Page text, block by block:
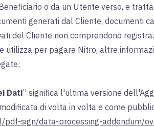
o da un Utente verso, e
generati dal Cliente, documenti
del Cliente non comprendono
utilizza per pagare Nitro, altre
Dati” significa l'ultima versione
di volta in volta e come
pdf-sign/data-processing-addendum/